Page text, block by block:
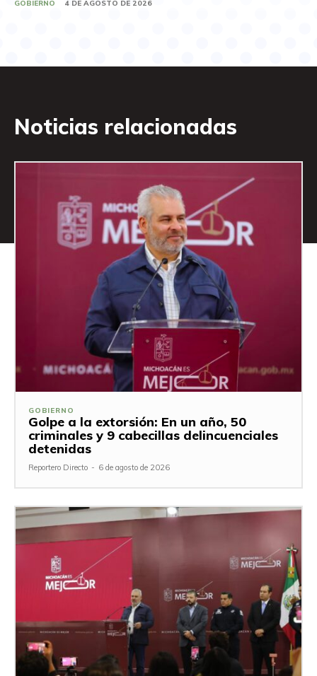
GOBIERNO 4 DE AGOSTO DE 2026
Noticias relacionadas
GOBIERNO
Golpe a la extorsión: En un año, 50
criminales y 9 cabecillas delincuenciales
detenidas
Reportero Directo - 6 de agosto de 2026